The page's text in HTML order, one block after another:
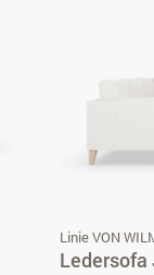
Linie VON
Ledersofa